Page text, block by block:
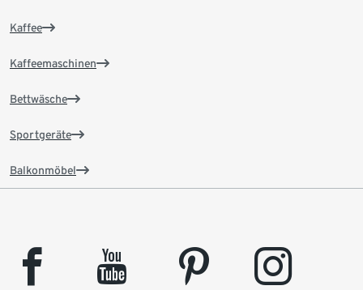
Kaffee
Kaffeemaschinen
Bettwäsche
Sportgeräte
Balkonmöbel
facebook youtube pinterest instagram